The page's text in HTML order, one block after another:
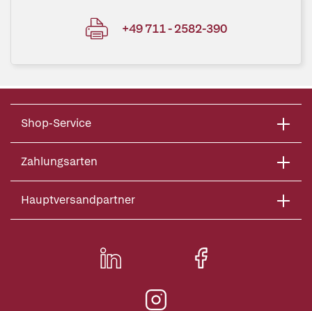
+49 711 - 2582-390
Shop-Service
Zahlungsarten
Hauptversandpartner